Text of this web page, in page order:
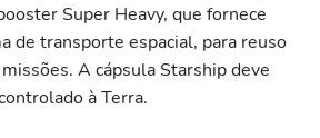
Super Heavy, que fornece
de transporte espacial, para reuso
A cápsula Starship deve
à Terra.